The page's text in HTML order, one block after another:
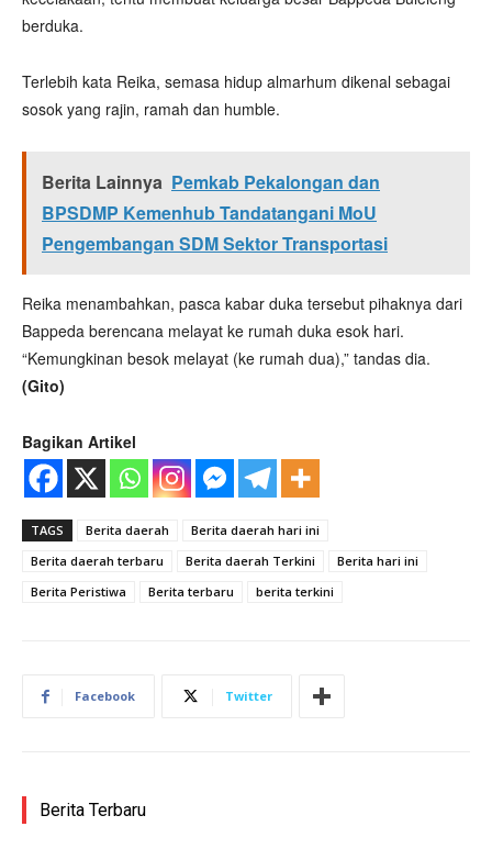
berduka.
Terlebih kata Reika, semasa hidup almarhum dikenal sebagai
sosok yang rajin, ramah dan humble.
Berita Lainnya Pemkab Pekalongan dan
BPSDMP Kemenhub Tandatangani MoU
Pengembangan SDM Sektor Transportasi
Reika menambahkan, pasca kabar duka tersebut pihaknya dari
Bappeda berencana melayat ke rumah duka esok hari.
“Kemungkinan besok melayat (ke rumah dua),” tandas dia.
(Gito)
Bagikan Artikel
TAGS Berita daerah
Berita daerah hari ini
Berita daerah terbaru
Berita daerah Terkini
Berita hari ini
Berita Peristiwa
Berita terbaru berita terkini
Facebook Twitter
Berita Terbaru